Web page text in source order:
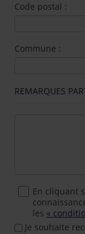
Code postal :
Commune :
REMARQUES
En cliquant
les «
Je souhaite